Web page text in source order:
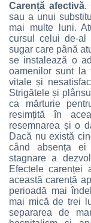
Carență afectivă.
sau a unui
mai multe luni.
cursul celui de-
sugar care până
se instalează o
oamenilor sunt la
vitale și
Strigătele și
ca mărturie
resimțită în
resemnarea și o
Dacă nu există
când absența
stagnare a
Efectele
această carență
perioadă mai
mai mică de trei
separarea de